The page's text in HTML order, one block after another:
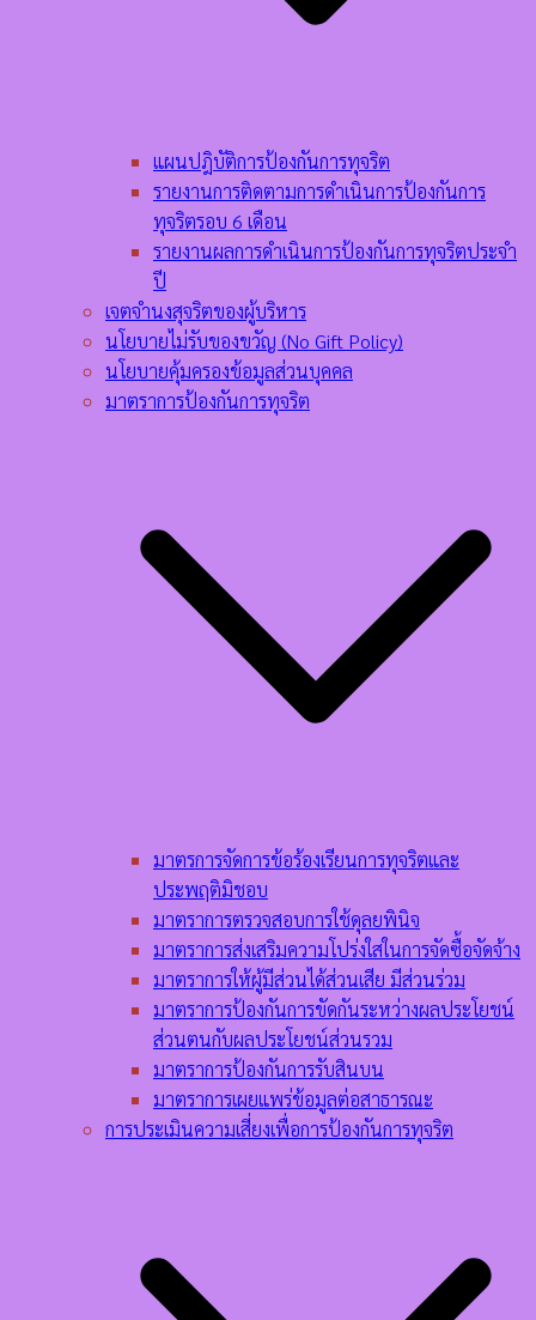
แผนปฎิบัติการป้องกันการทุจริต
รายงานการติดตามการดำเนินการป้องกันการ
ทุจริตรอบ 6 เดือน
รายงานผลการดำเนินการป้องกันการทุจริตประจำ
ปี
เจตจำนงสุจริตของผู้บริหาร
นโยบายไม่รับของขวัญ (No Gift Policy)
นโยบายคุ้มครองข้อมูลส่วนบุคคล
มาตราการป้องกันการทุจริต
มาตรการจัดการข้อร้องเรียนการทุจริตและ
ประพฤติมิชอบ
มาตราการตรวจสอบการใช้ดุลยพินิจ
มาตราการส่งเสริมความโปร่งใสในการจัดซื้อจัดจ้าง
มาตราการให้ผู้มีส่วนได้ส่วนเสีย มีส่วนร่วม
มาตราการป้องกันการขัดกันระหว่างผลประโยชน์
ส่วนตนกับผลประโยชน์ส่วนรวม
มาตราการป้องกันการรับสินบน
มาตราการเผยแพร่ข้อมูลต่อสาธารณะ
การประเมินความเสี่ยงเพื่อการป้องกันการทุจริต